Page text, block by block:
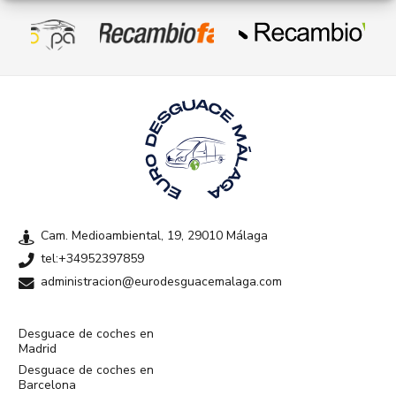
Cam. Medioambiental, 19, 29010 Málaga
tel:+34952397859
administracion@eurodesguacemalaga.com
Desguace de coches en
Madrid
Desguace de coches en
Barcelona